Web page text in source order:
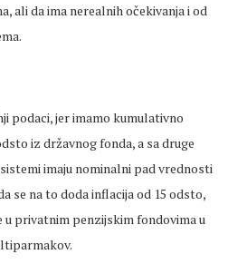
ali da ima nerealnih očekivanja i od
podaci, jer imamo kumulativno
iz državnog fonda, a sa druge
imaju nominalni pad vrednosti
se na to doda inflacija od 15 odsto,
privatnim penzijskim fondovima u